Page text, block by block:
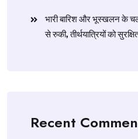
​भारी बारिश और भूस्खलन के
से रुकी, तीर्थयात्रियों को
Recent